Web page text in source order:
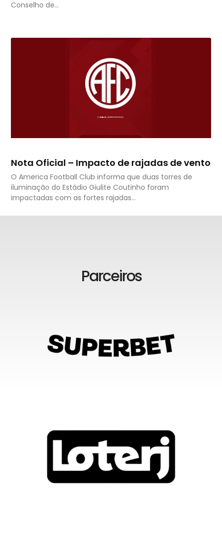
Conselho de…
Nota Oficial – Impacto de rajadas de vento
O America Football Club informa que duas torres de
iluminação do Estádio Giulite Coutinho foram
impactadas com as fortes rajadas…
Parceiros